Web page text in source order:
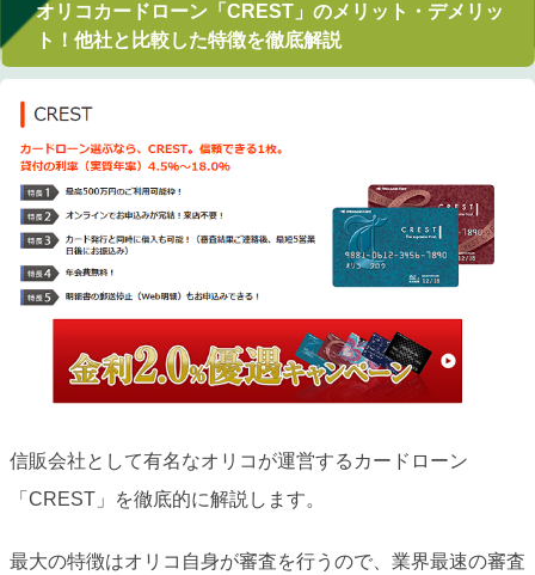
オリコカードローン「CREST」のメリット・デメリッ
ト！他社と比較した特徴を徹底解説
信販会社として有名なオリコが運営するカードローン
「CREST」を徹底的に解説します。
最大の特徴はオリコ自身が審査を行うので、業界最速の審査